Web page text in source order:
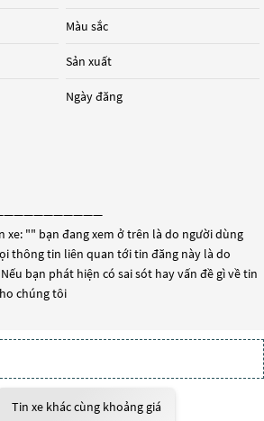
Màu sắc
Sản xuất
Ngày đăng
xe: "" bạn đang xem ở trên là do người dùng
thông tin liên quan tới tin đăng này là do
bạn phát hiện có sai sót hay vấn đề gì về tin
chúng tôi
Tin xe khác cùng khoảng giá